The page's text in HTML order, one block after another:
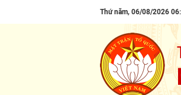
Thứ năm, 06/08/2026